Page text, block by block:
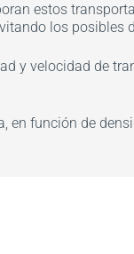
estos
los posibles
y velocidad de
en función de